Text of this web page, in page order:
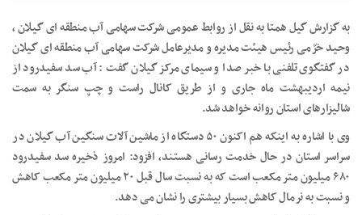
به گزارش گیل همتا به نقل از روابط عمومی شرکت سهامی آب منطقه ای گیلان ،
وحید خرّمی رئیس هیئت مدیره و مدیرعامل شرکت سهامی آب منطقه ای گیلان
در گفتگوی تلفنی با خبر صدا و سیمای مرکز گیلان گفت : آب سد سفیدرود از
نیمه اردیبهشت ماه جاری و از طریق کانال راست و چپ سنگر به سمت
شالیزار‌های استان روانه خواهد شد.
وی با اشاره به اینکه هم اکنون ۵۰ دستگاه از ماشین آلات سنگین آب گیلان در
سراسر استان در حال خدمت رسانی هستند، افزود: امروز ذخیره سد سفیدرود
۶۸۰ میلیون متر مکعب است که به نسبت سال قبل ۲۰ میلیون متر مکعب کاهش
و نسبت به نرمال کاهش بسیار بیشتری را نشان می دهد.